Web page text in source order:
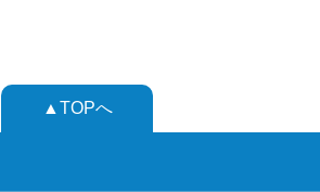
▲TOPへ